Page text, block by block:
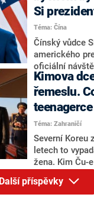
dobré. Trump
návštěvu
září. Trump i
Washingtonu
na světě,
prezident.
Si
Téma: Čína
Čínský vůdce
amerického
oficiální
provázené
začátku
měly být
vztahů je
Trump poté
kdy dříve.
mohly dostat
postupoval
Kimova
řemeslu.
Téma: Zahraničí
Severní Koreu
letech to
žena. Kim Ču-
před čtyřmi
teenagerem
přesně stará.
Další příspěvky